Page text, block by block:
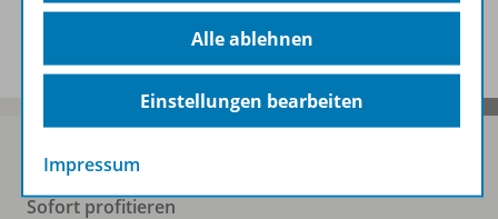
Spar-Pakete
Sofort profitieren
Alle ablehnen
Einstellungen bearbeiten
Impressum